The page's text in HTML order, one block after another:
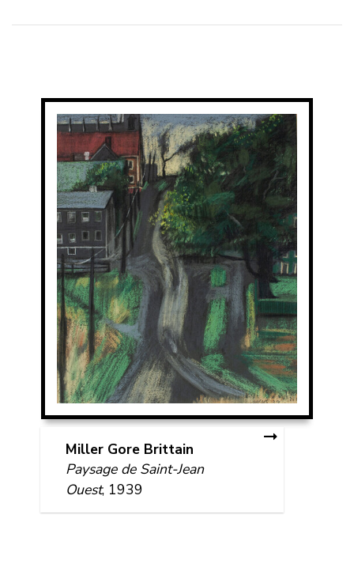
Miller Gore Brittain
Paysage de Saint-Jean
Ouest, 1939